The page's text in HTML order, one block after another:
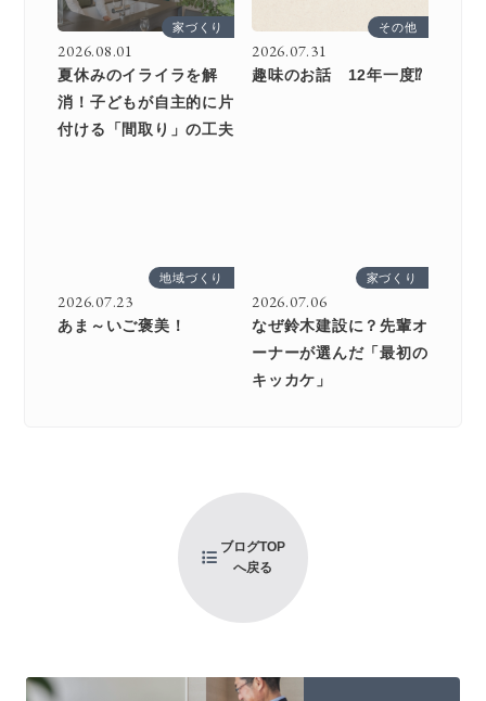
家づくり
2026.08.01
夏休みのイライラを解
消！子どもが自主的に片
付ける「間取り」の工夫
その他
2026.07.31
趣味のお話 12年一度⁉
地域づくり
2026.07.23
あま～いご褒美！
家づくり
2026.07.06
なぜ鈴木建設に？先輩オ
ーナーが選んだ「最初の
キッカケ」
ブログTOP
へ戻る